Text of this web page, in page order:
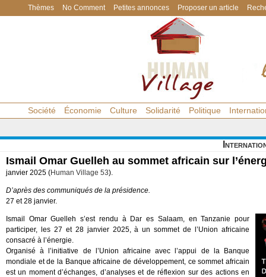
Thèmes No Comment Petites annonces Proposer un article
Société Économie Culture Solidarité Politique
Ismail Omar Guelleh au sommet africain sur
janvier 2025 (Human Village 53).
D’après des communiqués de la présidence.
27 et 28 janvier.
Ismail Omar Guelleh s’est rendu à Dar es Salaam, en Tanzanie pour
participer, les 27 et 28 janvier 2025, à un sommet de l’Union africaine
consacré à l’énergie.
Organisé à l’initiative de l’Union africaine avec l’appui de la Banque
mondiale et de la Banque africaine de développement, ce sommet africain
est un moment d’échanges, d’analyses et de réflexion sur des actions en